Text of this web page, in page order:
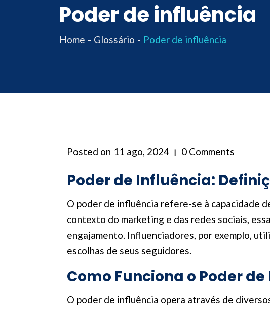
Poder de influência
Home Glossário Poder de influência
Posted on 11 ago, 2024 0 Comments
Poder de Influência:
O poder de influência refere-se à capacidade
contexto do marketing e das redes sociais,
engajamento. Influenciadores, por exemplo,
escolhas de seus seguidores.
Como Funciona o Poder
O poder de influência opera através de